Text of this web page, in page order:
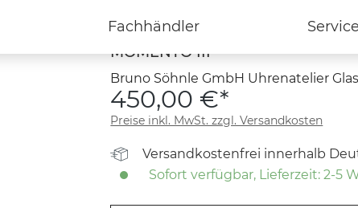
Fachhändler Service
MOMENTO III
Bruno Söhnle GmbH Uhrenatelier
450,00 €*
Preise inkl. MwSt. zzgl. Versandkosten
Versandkostenfrei innerhalb
Sofort verfügbar, Lieferzeit: 2-5